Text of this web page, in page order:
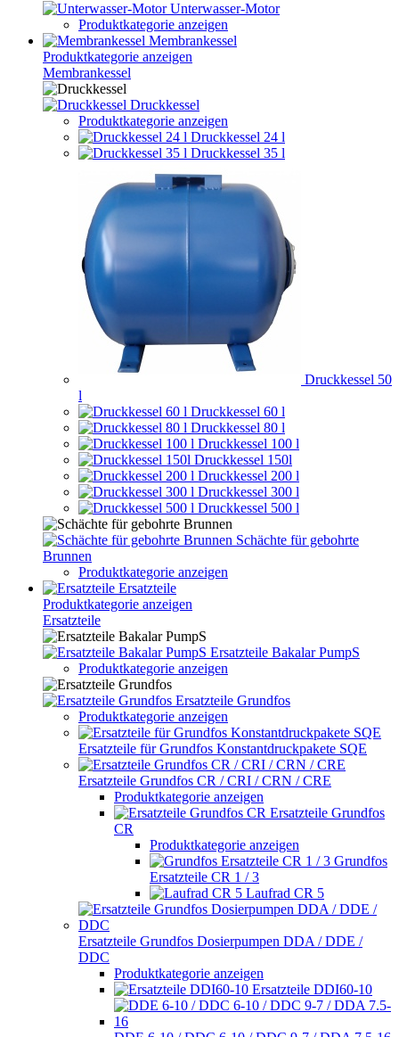
Unterwasser-Motor
Produktkategorie anzeigen
Membrankessel
Produktkategorie anzeigen
Membrankessel
Druckkessel
Produktkategorie anzeigen
Druckkessel 24 l
Druckkessel 35 l
Druckkessel 50
l
Druckkessel 60 l
Druckkessel 80 l
Druckkessel 100 l
Druckkessel 150l
Druckkessel 200 l
Druckkessel 300 l
Druckkessel 500 l
Schächte für gebohrte
Brunnen
Produktkategorie anzeigen
Ersatzteile
Produktkategorie anzeigen
Ersatzteile
Ersatzteile Bakalar PumpS
Produktkategorie anzeigen
Ersatzteile Grundfos
Produktkategorie anzeigen
Ersatzteile für Grundfos Konstantdruckpakete SQE
Ersatzteile Grundfos CR / CRI / CRN / CRE
Produktkategorie anzeigen
Ersatzteile Grundfos
CR
Produktkategorie anzeigen
Grundfos
Ersatzteile CR 1 / 3
Laufrad CR 5
Ersatzteile Grundfos Dosierpumpen DDA / DDE /
DDC
Produktkategorie anzeigen
Ersatzteile DDI60-10